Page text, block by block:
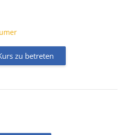
zu betreten